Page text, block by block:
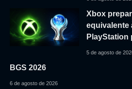
Xbox
equivalente
PlayStation
5 de agosto de
BGS 2026
6 de agosto de 2026